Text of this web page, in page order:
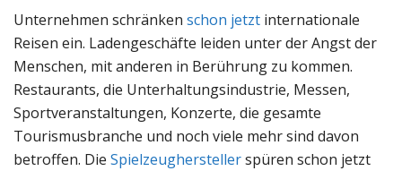
Unternehmen schränken schon jetzt internationale
Reisen ein. Ladengeschäfte leiden unter der Angst der
Menschen, mit anderen in Berührung zu kommen.
Restaurants, die Unterhaltungsindustrie, Messen,
Sportveranstaltungen, Konzerte, die gesamte
Tourismusbranche und noch viele mehr sind davon
betroffen. Die Spielzeugherstellerspüren schon jetzt